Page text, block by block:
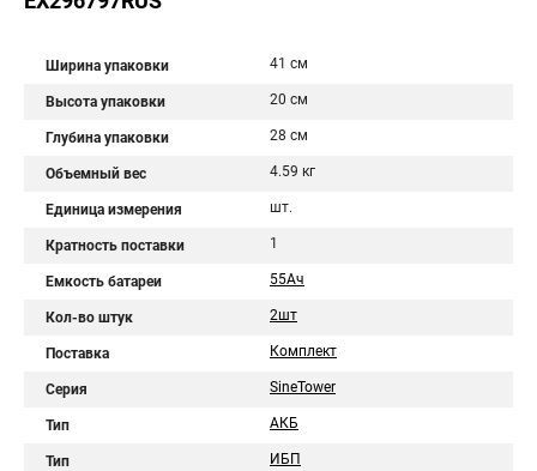
Ширина упаковки 41 см
Высота упаковки 20 см
Глубина упаковки 28 см
Объемный вес 4.59 кг
Единица измерения шт.
Кратность поставки 1
Емкость батареи 55Aч
Кол-во штук 2шт
Поставка Комплект
Серия SineTower
Тип АКБ
Тип ИБП